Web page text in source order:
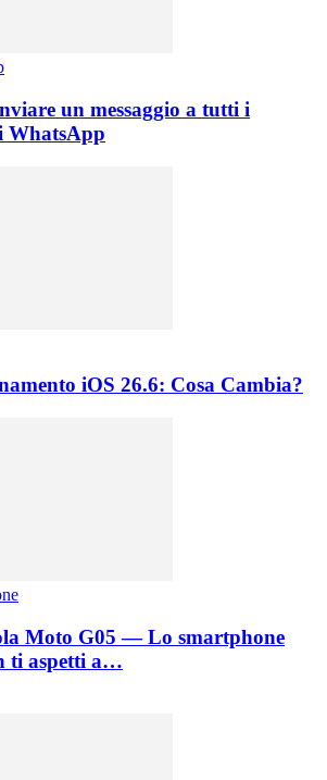
un messaggio a tutti i
WhatsApp
iOS 26.6: Cosa Cambia?
Moto G05 — Lo smartphone
ti aspetti a…